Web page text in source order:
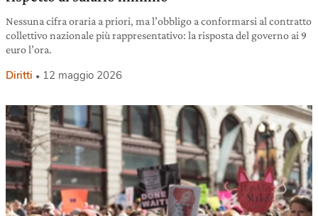
Nessuna cifra oraria a priori, ma l’obbligo a conformarsi al contratto
collettivo nazionale più rappresentativo: la risposta del governo ai 9
euro l’ora.
Diritti 12 maggio 2026